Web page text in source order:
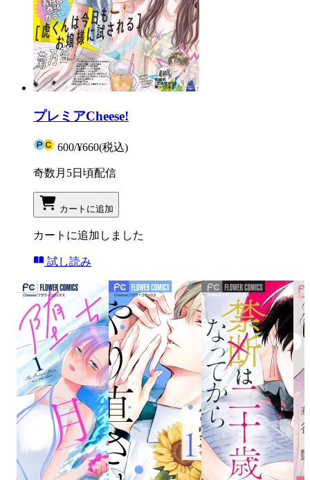
プレミアCheese!
600/¥660(税込)
奇数月5日頃配信
カートに追加
カートに追加しました
試し読み